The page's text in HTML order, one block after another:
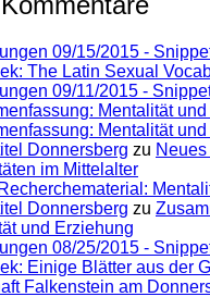
09/15/2015 -
The Latin Sexual
09/11/2015 -
Mentalität
Mentalität
Donnersberg zu
im Mittelalter
Donnersberg zu
und Erziehung
08/25/2015 -
Einige Blätter aus der
Falkenstein am